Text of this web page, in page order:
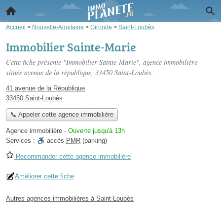
Accueil > Nouvelle-Aquitaine > Gironde > Saint-Loubès
Immobilier Sainte-Marie
Cette fiche présente "Immobilier Sainte-Marie", agence immobilière
située avenue de la république, 33450 Saint-Loubès.
41 avenue de la République
33450 Saint-Loubès
📞 Appeler cette agence immobilière
Agence immobilière - Ouverte jusqu'à 13h
Services :
accès PMR (parking)
Recommander cette agence immobilière
Améliorer cette fiche
Autres agences immobilières à Saint-Loubès